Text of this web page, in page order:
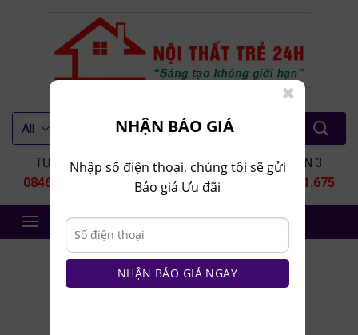
TƯ VẤN 1
0846.80.9999
TƯ VẤN 2
0935.435.286
TƯ VẤN 3
0964.651.675
NỘI THẤT TRẺ 24H
SẢN PHẨM / NỘI THẤT TRẺ EM
NHẬN BÁO GIÁ
Nhập số điện thoại, chúng tôi sẽ gửi
Báo giá Ưu đãi
NHẬN BÁO GIÁ NGAY